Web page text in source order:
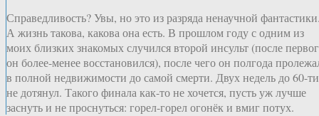
Справедливость? Увы, но это из разряда ненаучной
А жизнь такова, какова она есть. В прошлом году с одним из
моих близких знакомых случился второй инсульт (после
он более-менее восстановился), после чего он полгода
в полной недвижимости до самой смерти. Двух недель до 60-ти
не дотянул. Такого финала как-то не хочется, пусть уж лучше
заснуть и не проснуться: горел-горел огонёк и вмиг потух.